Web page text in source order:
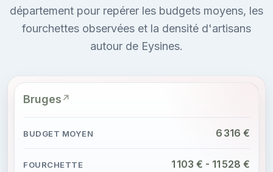
département pour repérer les budgets moyens, les
fourchettes observées et la densité d'artisans
autour de Eysines.
Bruges
6 316 €
1 103 € - 11 528 €